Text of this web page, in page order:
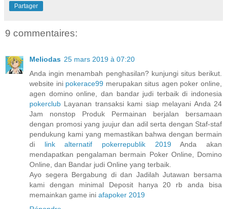
Partager
9 commentaires:
Meliodas 25 mars 2019 à 07:20
Anda ingin menambah penghasilan? kunjungi situs berikut.
website ini pokerace99 merupakan situs agen poker online,
agen domino online, dan bandar judi terbaik di indonesia
pokerclub Layanan transaksi kami siap melayani Anda 24
Jam nonstop Produk Permainan berjalan bersamaan
dengan promosi yang juujur dan adil serta dengan Staf-staf
pendukung kami yang memastikan bahwa dengan bermain
di link alternatif pokerrepublik 2019Anda akan
mendapatkan pengalaman bermain Poker Online, Domino
Online, dan Bandar judi Online yang terbaik.
Ayo segera Bergabung di dan Jadilah Jutawan bersama
kami dengan minimal Deposit hanya 20 rb anda bisa
memainkan game ini afapoker 2019